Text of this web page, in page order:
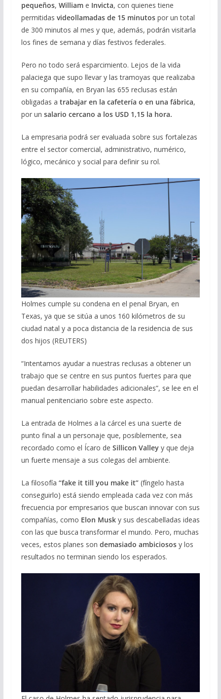
pequeños, Williame Invicta, con quienes tiene
permitidas videollamadas de 15 minutos por un total
de 300 minutos al mes y que, además, podrán visitarla
los fines de semana y días festivos federales.
Pero no todo será esparcimiento. Lejos de la vida
palaciega que supo llevar y las tramoyas que realizaba
en su compañía, en Bryan las 655 reclusas están
obligadas a trabajar en la cafetería o en una fábrica,
por un salario cercano a los USD 1,15 la hora.
La empresaria podrá ser evaluada sobre sus fortalezas
entre el sector comercial, administrativo, numérico,
lógico, mecánico y social para definir su rol.
Holmes cumple su condena en el penal Bryan, en
Texas, ya que se sitúa a unos 160 kilómetros de su
ciudad natal y a poca distancia de la residencia de sus
dos hijos (REUTERS)
“Intentamos ayudar a nuestras reclusas a obtener un
trabajo que se centre en sus puntos fuertes para que
puedan desarrollar habilidades adicionales”, se lee en el
manual penitenciario sobre este aspecto.
La entrada de Holmes a la cárcel es una suerte de
punto final a un personaje que, posiblemente, sea
recordado como el Ícaro de Sillicon Valleyy que deja
un fuerte mensaje a sus colegas del ambiente.
La filosofía “fake it till you make it” (fíngelo hasta
conseguirlo) está siendo empleada cada vez con más
frecuencia por empresarios que buscan innovar con sus
compañías, como Elon Musk y sus descabelladas ideas
con las que busca transformar el mundo. Pero, muchas
veces, estos planes son demasiado ambiciososy los
resultados no terminan siendo los esperados.